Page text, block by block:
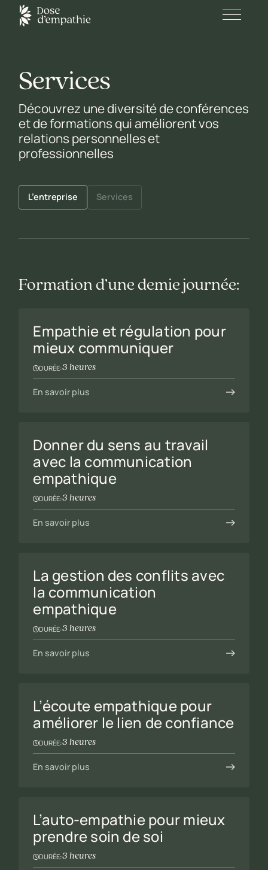
Services
Découvrez une diversité de conférences
et de formations qui améliorent vos
relations personnelles et
professionnelles
L’entreprise Services
Formation d’une demie journée:
Empathie et régulation pour
mieux communiquer
DURÉE:3 heures
En savoir plus
Donner du sens au travail
avec la communication
empathique
DURÉE:3 heures
En savoir plus
La gestion des conflits avec
la communication
empathique
DURÉE:3 heures
En savoir plus
L’écoute empathique pour
améliorer le lien de confiance
DURÉE:3 heures
En savoir plus
L’auto-empathie pour mieux
prendre soin de soi
DURÉE:3 heures